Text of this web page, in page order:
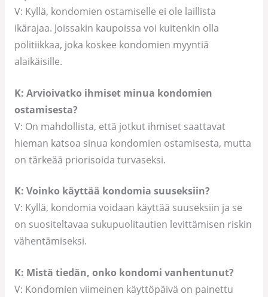
V: Kyllä, kondomien ostamiselle ei ole laillista
ikärajaa. Joissakin kaupoissa voi kuitenkin olla
politiikkaa, joka koskee kondomien myyntiä
alaikäisille.
K: Arvioivatko ihmiset minua kondomien
ostamisesta?
V: On mahdollista, että jotkut ihmiset saattavat
hieman katsoa sinua kondomien ostamisesta, mutta
on tärkeää priorisoida turvaseksi.
K: Voinko käyttää kondomia suuseksiin?
V: Kyllä, kondomia voidaan käyttää suuseksiin ja se
on suositeltavaa sukupuolitautien levittämisen riskin
vähentämiseksi.
K: Mistä tiedän, onko kondomi vanhentunut?
V: Kondomien viimeinen käyttöpäivä on painettu